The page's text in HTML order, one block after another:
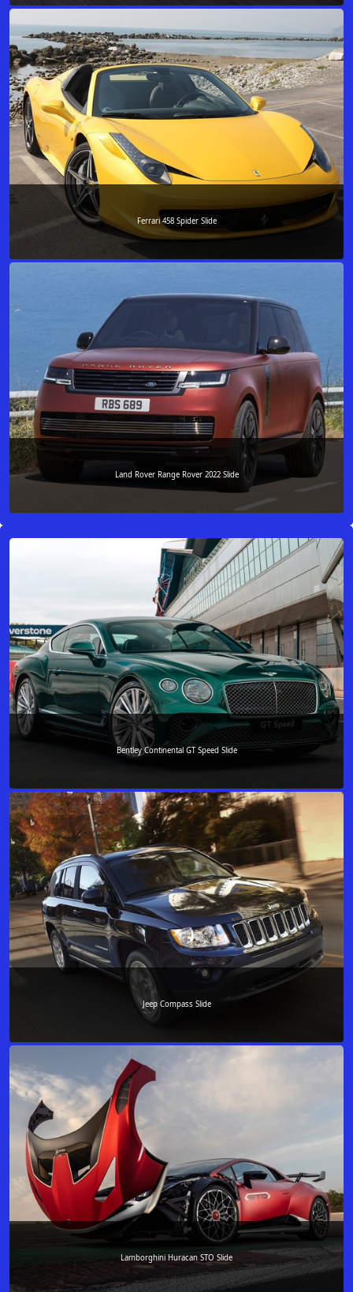
Ferrari 458 Spider Slide
Land Rover Range Rover 2022 Slide
Bentley Continental GT Speed Slide
Jeep Compass Slide
Lamborghini Huracan STO Slide